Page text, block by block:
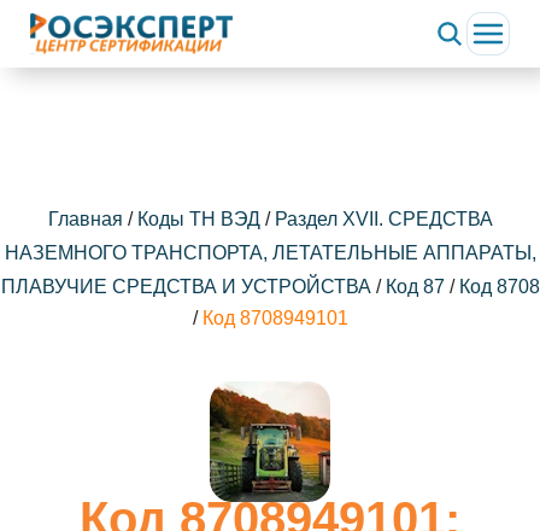
Главная / Коды ТН ВЭД/ Раздел XVII. СРЕДСТВА
НАЗЕМНОГО ТРАНСПОРТА, ЛЕТАТЕЛЬНЫЕ АППАРАТЫ,
ПЛАВУЧИЕ СРЕДСТВА И УСТРОЙСТВА / Код 87 / Код 8708
/ Код 8708949101
Код 8708949101: